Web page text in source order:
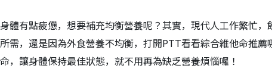
體有點疲憊，想要補充均衡營養呢？其實，現代人工作繁忙
需，還是因為外食營養不均衡，打開PTT看看綜合維他命推
，讓身體保持最佳狀態，就不用再為缺乏營養煩惱囉！